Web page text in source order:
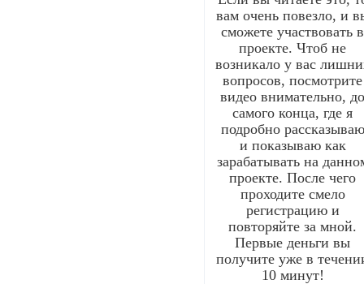
вам очень повезло, и
сможете участвовать в
проекте. Чтоб не
возникало у вас
вопросов, посмотрите
видео внимательно,
самого конца, где я
подробно рассказываю
и показываю как
зарабатывать на
проекте. После чего
проходите смело
регистрацию и
повторяйте за мной.
Первые деньги вы
получите уже в
10 минут!